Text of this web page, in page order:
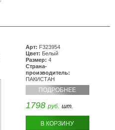
Арт: F323954
Цвет: Белый
Размер: 4
Страна-
производитель:
ПАКИСТАН
ПОДРОБНЕЕ
1798 руб. шт.
В КОРЗИНУ